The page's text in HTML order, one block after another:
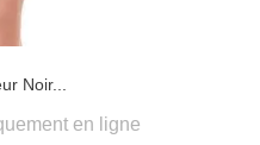
Noir...
en ligne